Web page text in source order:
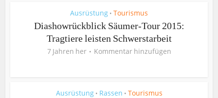
Ausrüstung • Tourismus
Diashowrückblick Säumer-Tour 2015:
Tragtiere leisten Schwerstarbeit
7 Jahren her Kommentar hinzufügen
Ausrüstung • Rassen • Tourismus